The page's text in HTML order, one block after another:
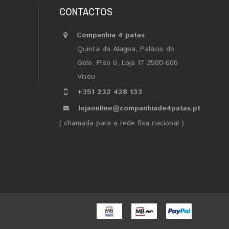
CONTACTOS
Companhia 4 patas
Quinta da Alagoa, Palácio do
Gelo, Piso 0, Loja 17 3500-606
Viseu
+351 232 428 133
lojaonline@companhiade4patas.pt
( chamada para a rede fixa nacional )